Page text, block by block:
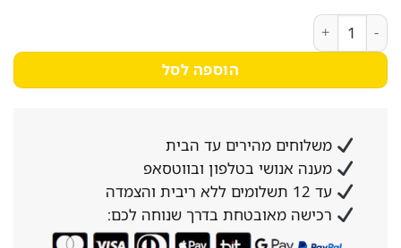
כמות של תנור בישול ואפיה 10 מגשים מכני 8410 PIRON כולל בורר מהירות
הוספה לסל
משלוחים מהירים עד הבית
מענה אנושי בטלפון ובווטסאפ
עד 12 תשלומים ללא ריבית והצמדה
רכישה מאובטחת בדרך שנוחה לכם: